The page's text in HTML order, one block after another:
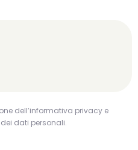
dell’informativa privacy e
dati personali.